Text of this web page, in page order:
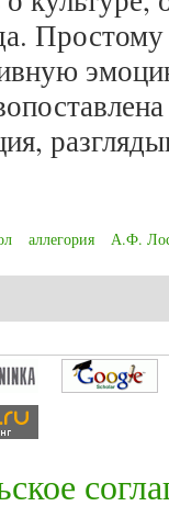
аллегория А.Ф.